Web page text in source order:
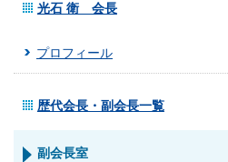
光石 衛 会長
プロフィール
歴代会長・副会長一覧
副会長室